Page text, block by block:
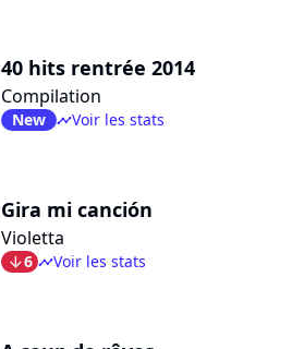
40 hits rentrée 2014
Compilation
New timelineVoir les stats
Gira mi canción
Violetta
arrow_bot6 timelineVoir les stats